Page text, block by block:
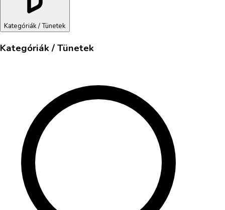
Kategóriák / Tünetek
Kategóriák / Tünetek